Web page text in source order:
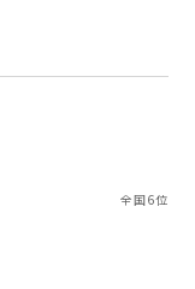
全国6位